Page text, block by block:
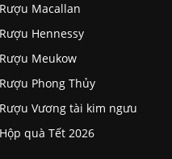
Rượu Macallan
Rượu Hennessy
Rượu Meukow
Rượu Phong Thủy
Rượu Vương tài kim ngưu
Hộp quà Tết 2026